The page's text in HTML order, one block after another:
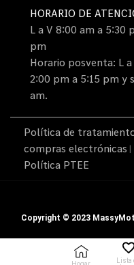
HORARIO DE
L a V 8:00 am a 5:30
pm
Horario posventa: L
2:00 pm a 5:15 pm y
am.
Política de
compras electrónicas |
Política PTEE
Copyright © 2023
Lista